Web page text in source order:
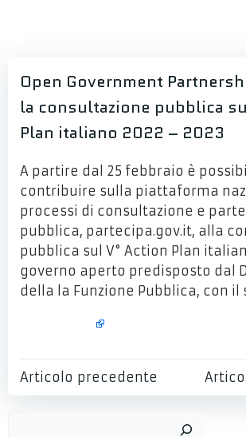
Open Government
la consultazione pubblica
Plan italiano 2022 – 2023
A partire dal 25 febbraio è
contribuire sulla piattaforma
processi di consultazione e
pubblica, partecipa.gov.it, alla
pubblica sul V° Action Plan
governo aperto predisposto dal
della la Funzione Pubblica, con il
Post
navigation
Articolo precedente